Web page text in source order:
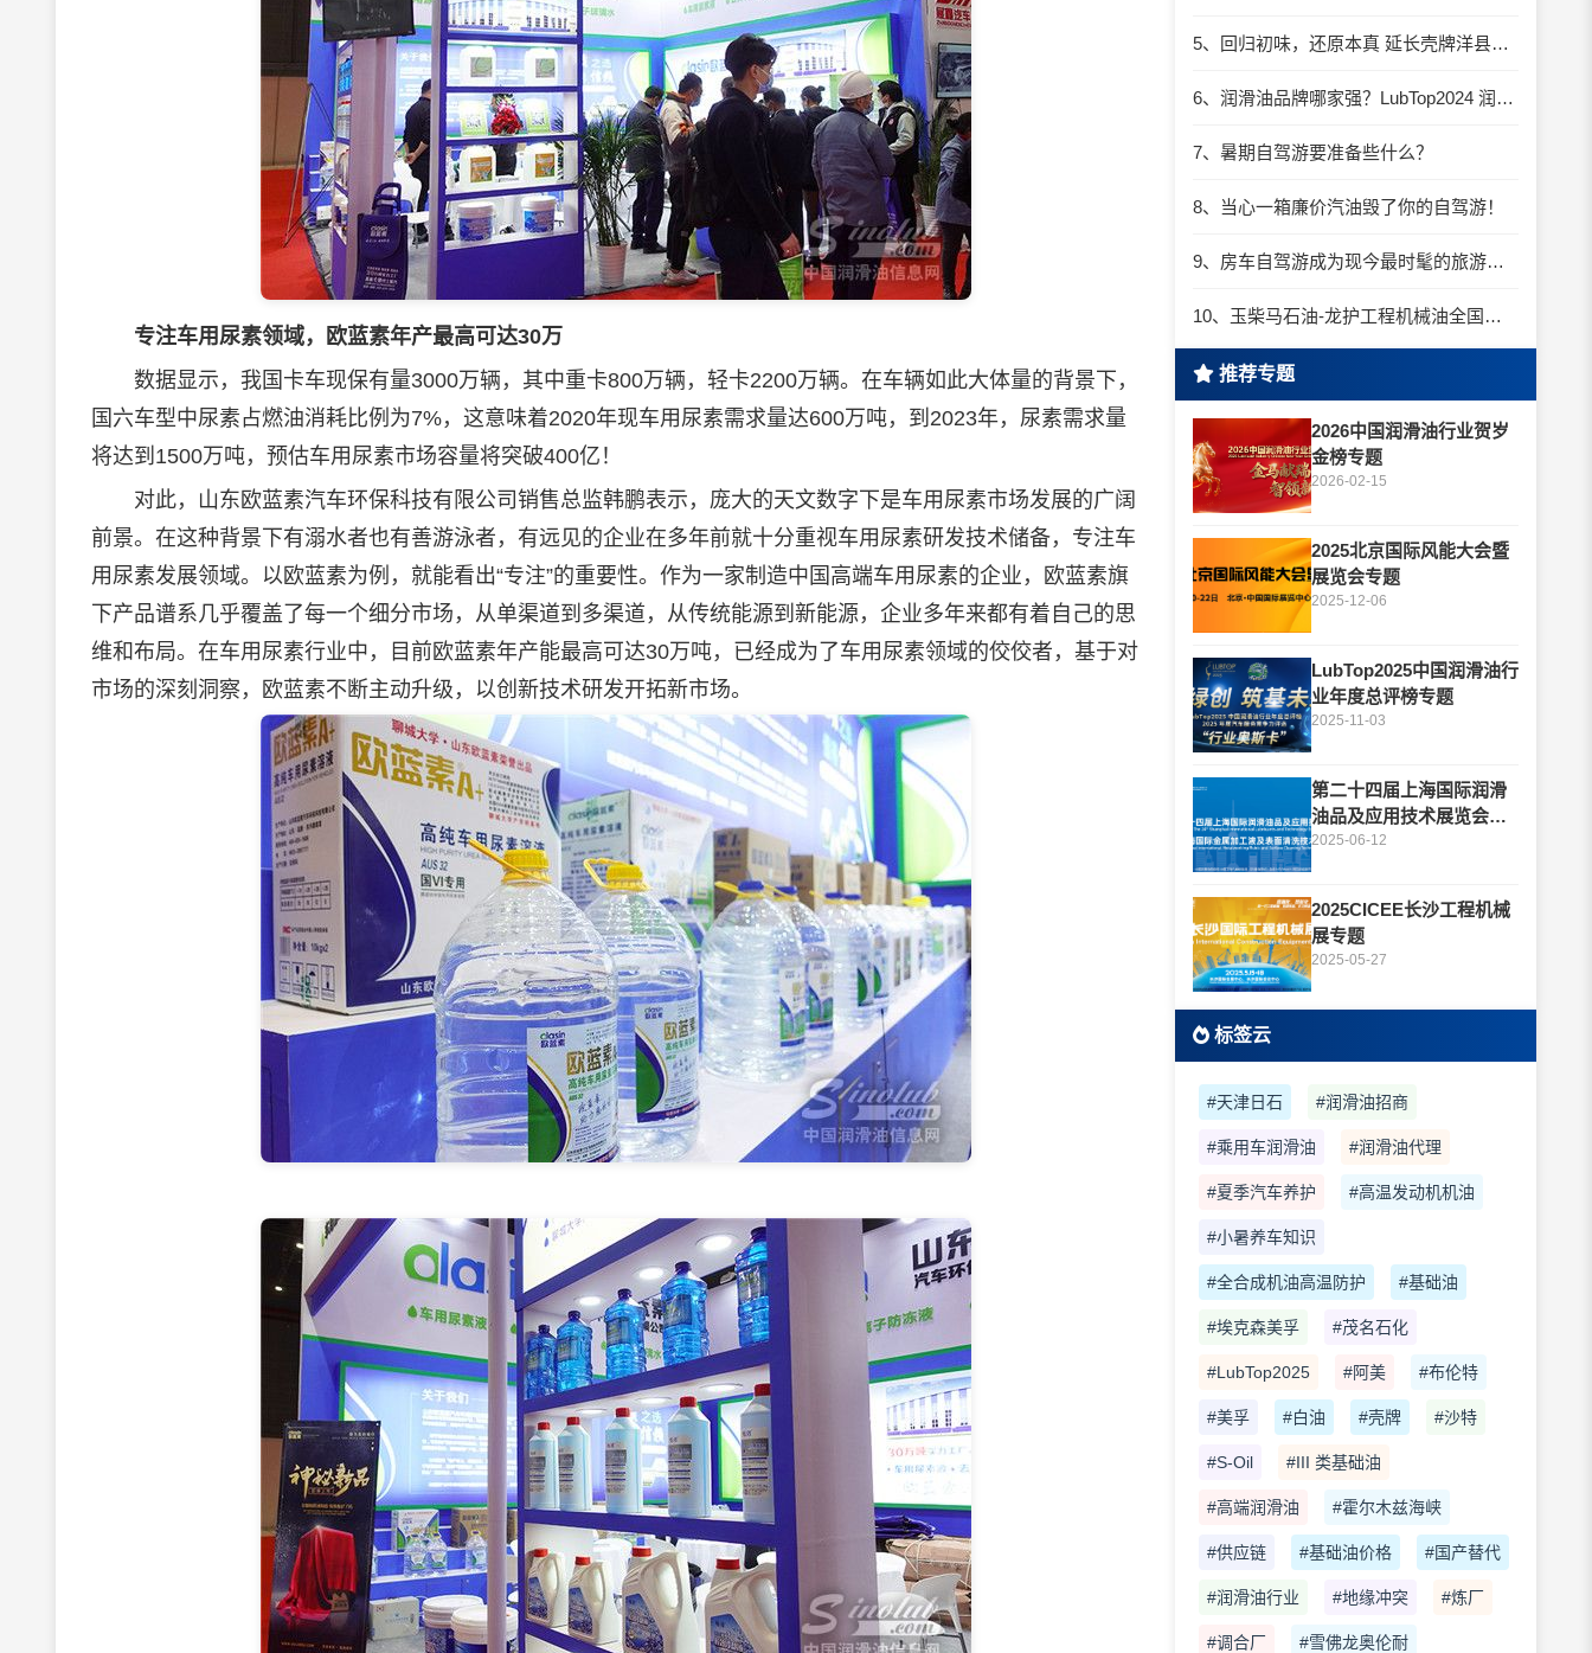
专注车用尿素领域，欧蓝素年产最高可达30万
数据显示，我国卡车现保有量3000万辆，其中重卡800万辆，轻卡2200万辆。在车辆如此大体量的背景下，
国六车型中尿素占燃油消耗比例为7%，这意味着2020年现车用尿素需求量达600万吨，到2023年，尿素需求量
将达到1500万吨，预估车用尿素市场容量将突破400亿！
对此，山东欧蓝素汽车环保科技有限公司销售总监韩鹏表示，庞大的天文数字下是车用尿素市场发展的广阔
前景。在这种背景下有溺水者也有善游泳者，有远见的企业在多年前就十分重视车用尿素研发技术储备，专注车
用尿素发展领域。以欧蓝素为例，就能看出“专注”的重要性。作为一家制造中国高端车用尿素的企业，欧蓝素旗
下产品谱系几乎覆盖了每一个细分市场，从单渠道到多渠道，从传统能源到新能源，企业多年来都有着自己的思
维和布局。在车用尿素行业中，目前欧蓝素年产能最高可达30万吨，已经成为了车用尿素领域的佼佼者，基于对
市场的深刻洞察，欧蓝素不断主动升级，以创新技术研发开拓新市场。
5、回归初味，还原本真 延长壳牌洋县踏春自驾游
6、润滑油品牌哪家强？LubTop2024 润滑油总评榜荣耀张榜
7、暑期自驾游要准备些什么？
8、当心一箱廉价汽油毁了你的自驾游！
9、房车自驾游成为现今最时髦的旅游方式
10、玉柴马石油-龙护工程机械油全国招商丨卓越的品质，专业的品牌！
推荐专题
2026中国润滑油行业贺岁
金榜专题
2026-02-15
2025北京国际风能大会暨
展览会专题
2025-12-06
LubTop2025中国润滑油行
业年度总评榜专题
2025-11-03
第二十四届上海国际润滑
油品及应用技术展览会专
题
2025-06-12
2025CICEE长沙工程机械
展专题
2025-05-27
标签云
#天津日石 #润滑油招商
#乘用车润滑油 #润滑油代理
#夏季汽车养护 #高温发动机机油
#小暑养车知识
#全合成机油高温防护 #基础油
#埃克森美孚 #茂名石化
#LubTop2025 #阿美 #布伦特
#美孚 #白油 #壳牌 #沙特
#S-Oil #III 类基础油
#高端润滑油 #霍尔木兹海峡
#供应链 #基础油价格 #国产替代
#润滑油行业 #地缘冲突 #炼厂
#调合厂 #雪佛龙奥伦耐